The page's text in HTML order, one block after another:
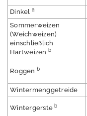
u
b
k
o
n
e
n
Dinkel a
Sommerweizen
(Weichweizen)
einschließlich
Hartweizen b
Roggen b
Wintermenggetreide
Wintergersteb